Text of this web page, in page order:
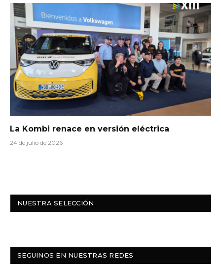
La Kombi renace en versión eléctrica
24 de julio de 2026
NUESTRA SELECCIÓN
SEGUINOS EN NUESTRAS REDES